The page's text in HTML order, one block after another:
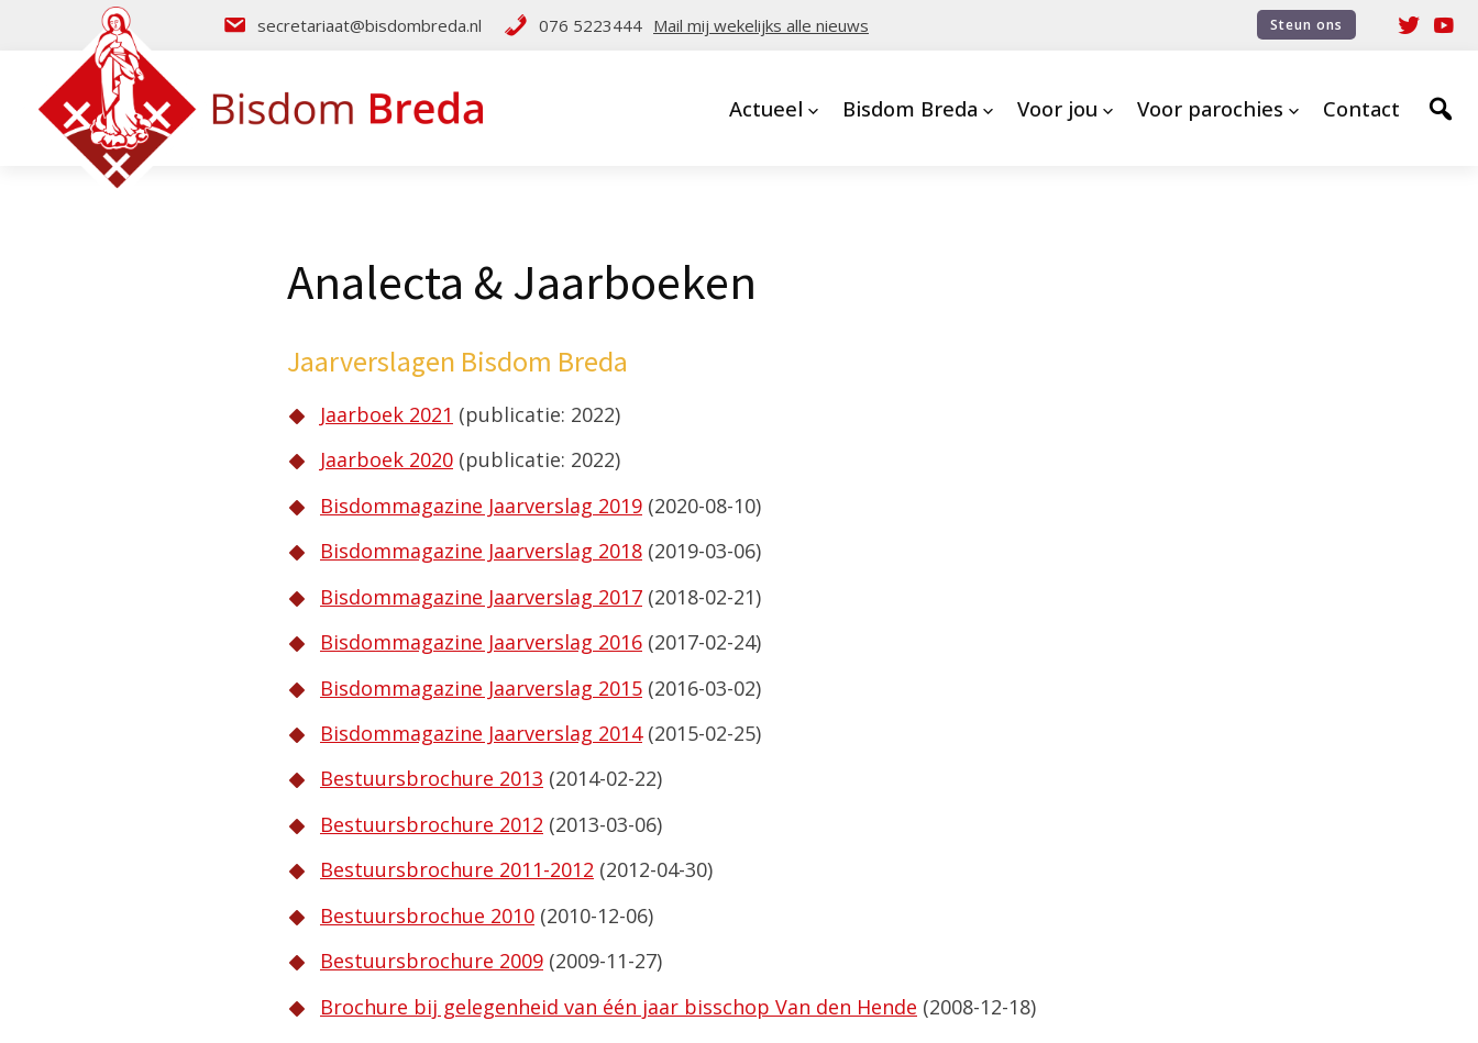
secretariaat@bisdombreda.nl 076 5223444 Mail mij wekelijks alle nieuws Steun ons
Actueel Bisdom Breda Voor jou Voor parochies Contact
Analecta & Jaarboeken
Jaarverslagen Bisdom Breda
Jaarboek 2021 (publicatie: 2022)
Jaarboek 2020 (publicatie: 2022)
Bisdommagazine Jaarverslag 2019 (2020-08-10)
Bisdommagazine Jaarverslag 2018 (2019-03-06)
Bisdommagazine Jaarverslag 2017 (2018-02-21)
Bisdommagazine Jaarverslag 2016 (2017-02-24)
Bisdommagazine Jaarverslag 2015 (2016-03-02)
Bisdommagazine Jaarverslag 2014(2015-02-25)
Bestuursbrochure 2013 (2014-02-22)
Bestuursbrochure 2012 (2013-03-06)
Bestuursbrochure 2011-2012 (2012-04-30)
Bestuursbrochue 2010 (2010-12-06)
Bestuursbrochure 2009 (2009-11-27)
Brochure bij gelegenheid van één jaar bisschop Van den Hende (2008-12-18)